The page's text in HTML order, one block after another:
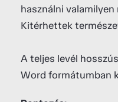
használni
Kitérhettek
A teljes levél
Word formátumban